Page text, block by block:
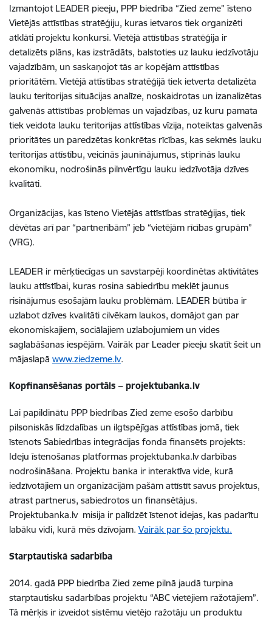
Izmantojot LEADER pieeju, PPP biedrība “Zied zeme” īsteno
Vietējās attīstības stratēģiju, kuras ietvaros tiek organizēti
atklāti projektu konkursi. Vietējā attīstības stratēģija ir
detalizēts plāns, kas izstrādāts, balstoties uz lauku iedzīvotāju
vajadzībām, un saskaņojot tās ar kopējām attīstības
prioritātēm. Vietējā attīstības stratēģijā tiek ietverta detalizēta
lauku teritorijas situācijas analīze, noskaidrotas un izanalizētas
galvenās attīstības problēmas un vajadzības, uz kuru pamata
tiek veidota lauku teritorijas attīstības vīzija, noteiktas galvenās
prioritātes un paredzētas konkrētas rīcības, kas sekmēs lauku
teritorijas attīstību, veicinās jauninājumus, stiprinās lauku
ekonomiku, nodrošinās pilnvērtīgu lauku iedzīvotāja dzīves
kvalitāti.
Organizācijas, kas īsteno Vietējās attīstības stratēģijas, tiek
dēvētas arī par “partnerībām” jeb “vietējām rīcības grupām”
(VRG).
LEADER ir mērķtiecīgas un savstarpēji koordinētas aktivitātes
lauku attīstībai, kuras rosina sabiedrību meklēt jaunus
risinājumus esošajām lauku problēmām. LEADER būtība ir
uzlabot dzīves kvalitāti cilvēkam laukos, domājot gan par
ekonomiskajiem, sociālajiem uzlabojumiem un vides
saglabāšanas iespējām. Vairāk par Leader pieeju skatīt šeit un
mājaslapā www.ziedzeme.lv.
Kopfinansēšanas portāls – projektubanka.lv
Lai papildinātu PPP biedrības Zied zeme esošo darbību
pilsoniskās līdzdalības un ilgtspējīgas attīstības jomā, tiek
īstenots Sabiedrības integrācijas fonda finansēts projekts:
Ideju īstenošanas platformas projektubanka.lv darbības
nodrošināšana. Projektu banka ir interaktīva vide, kurā
iedzīvotājiem un organizācijām pašām attīstīt savus projektus,
atrast partnerus, sabiedrotos un finansētājus.
Projektubanka.lv misija ir palīdzēt īstenot idejas, kas padarītu
labāku vidi, kurā mēs dzīvojam. Vairāk par šo projektu.
Starptautiskā sadarbība
2014. gadā PPP biedrība Zied zeme pilnā jaudā turpina
starptautisku sadarbības projektu “ABC vietējiem ražotājiem”.
Tā mērķis ir izveidot sistēmu vietējo ražotāju un produktu